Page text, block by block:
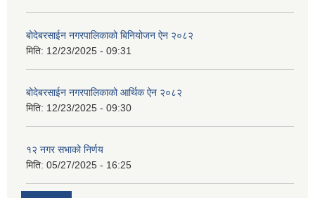
बोदेबरसाईन नगरपालिकाको बिनियोजन ऐन २०८२
मिति: 12/23/2025 - 09:31
बोदेबरसाईन नगरपालिकाको आर्थिक ऐन २०८२
मिति: 12/23/2025 - 09:30
१२ नगर सभाको निर्णय
मिति: 05/27/2025 - 16:25